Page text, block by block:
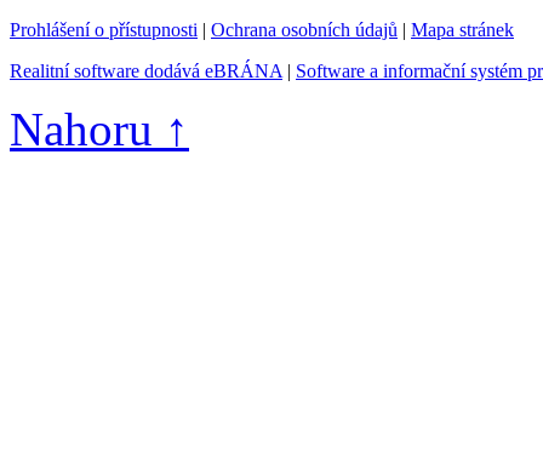
Prohlášení o přístupnosti | Ochrana osobních údajů | Mapa stránek
Realitní software dodává eBRÁNA | Software a informační systém
Nahoru ↑